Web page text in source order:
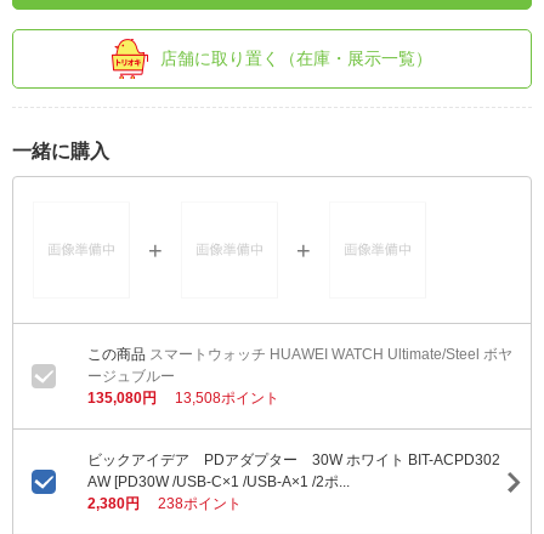
店舗に取り置く（在庫・展示一覧）
一緒に購入
スマートウォッチ HUAWEI WATCH Ultimate/Steel ボヤ
ージュブルー
135,080円
13,508ポイント
ビックアイデア PDアダプター 30W ホワイト BIT-ACPD302
AW [PD30W /USB-C×1 /USB-A×1 /2ポ...
2,380円
238ポイント